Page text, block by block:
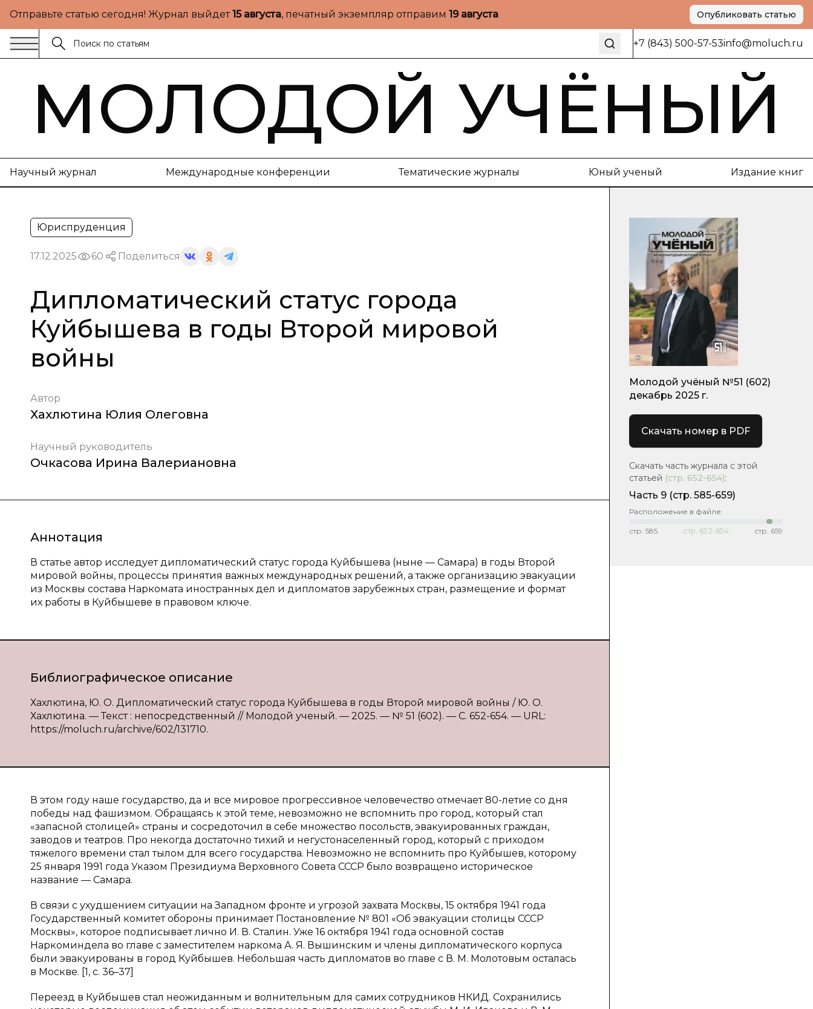
Отправьте статью сегодня! Журнал выйдет15 августа, печатный экземпляр отправим 19 августа Опубликовать статью
+7 (843) 500-57-53info@moluch.ru
МОЛОДОЙ УЧЁНЫЙ
Научный журнал Международные конференции Тематические журналы Юный ученый Издание книг
Юриспруденция
17.12.2025 60 Поделиться
Дипломатический статус города
Куйбышева в годы Второй мировой
войны
Автор
Хахлютина Юлия Олеговна
Научный руководитель
Очкасова Ирина Валериановна
Аннотация
В статье автор исследует дипломатический статус города Куйбышева (ныне — Самара) в годы Второй
мировой войны, процессы принятия важных международных решений, а также организацию эвакуации
из Москвы состава Наркомата иностранных дел и дипломатов зарубежных стран, размещение и формат
их работы в Куйбышеве в правовом ключе.
Библиографическое описание
Хахлютина, Ю. О. Дипломатический статус города Куйбышева в годы Второй мировой войны / Ю. О.
Хахлютина. — Текст : непосредственный // Молодой ученый. — 2025. — № 51 (602). — С. 652-654. — URL:
https://moluch.ru/archive/602/131710.
В этом году наше государство, да и все мировое прогрессивное человечество отмечает 80-летие со дня
победы над фашизмом. Обращаясь к этой теме, невозможно не вспомнить про город, который стал
«запасной столицей» страны и сосредоточил в себе множество посольств, эвакуированных граждан,
заводов и театров. Про некогда достаточно тихий и негустонаселенный город, который с приходом
тяжелого времени стал тылом для всего государства. Невозможно не вспомнить про Куйбышев, которому
25 января 1991 года Указом Президиума Верховного Совета СССР было возвращено историческое
название — Самара.
В связи с ухудшением ситуации на Западном фронте и угрозой захвата Москвы, 15 октября 1941 года
Государственный комитет обороны принимает Постановление № 801 «Об эвакуации столицы СССР
Москвы», которое подписывает лично И. В. Сталин. Уже 16 октября 1941 года основной состав
Наркоминдела во главе с заместителем наркома А. Я. Вышинским и члены дипломатического корпуса
были эвакуированы в город Куйбышев. Небольшая часть дипломатов во главе с В. М. Молотовым осталась
в Москве. [1, с. 36–37]
Переезд в Куйбышев стал неожиданным и волнительным для самих сотрудников НКИД. Сохранились
Молодой учёный №51 (602)
декабрь 2025 г.
Скачать номер в PDF
Скачать часть журнала с этой
статьей (стр. 652-654):
Часть 9 (стр. 585-659)
Расположение в файле:
стр. 585 стр. 652-654 стр. 659